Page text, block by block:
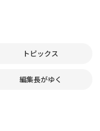
トピックス
編集長がゆく